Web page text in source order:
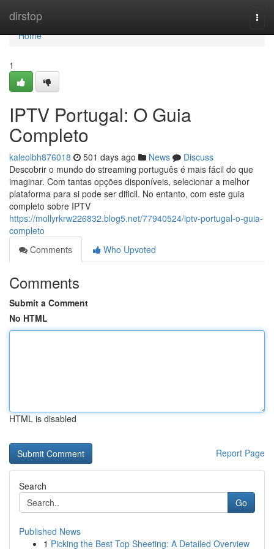
dirstop
Home
Home
1
IPTV Portugal: O Guia
Completo
kaleolbh876018 501 days ago News
Discuss
Descobrir o mundo do streaming português é mais fácil do que
imaginar. Com tantas opções disponíveis, selecionar a melhor
plataforma para si pode ser dificil. No entanto, com este guia
completo sobre IPTV
https://mollyrkrw226832.blog5.net/77940524/iptv-portugal-o-guia-
completo
Comments
Who Upvoted
Comments
Submit a Comment
No HTML
HTML is disabled
Report Page
Search
Go
Published News
1 Picking the Best Top Sheeting: A Detailed Overview